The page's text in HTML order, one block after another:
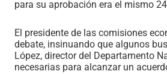
para su aprobación era el mismo
El presidente de las comisiones
debate, insinuando que algunos
López, director del Departamento
necesarias para alcanzar un